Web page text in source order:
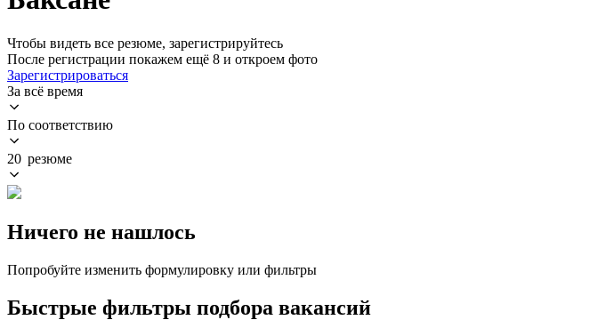
Чтобы видеть все резюме, зарегистрируйтесь
После регистрации покажем ещё 8 и откроем фото
Зарегистрироваться
За всё время
По соответствию
20 резюме
Ничего не нашлось
Попробуйте изменить формулировку или фильтры
Быстрые фильтры подбора вакансий